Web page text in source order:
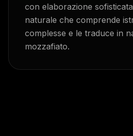
con elaborazione
naturale che comprende
complesse e le traduce in
mozzafiato.